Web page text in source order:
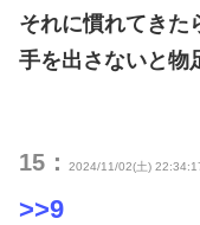
それに慣れてきた
手を出さないと物
15： 2024/11/02(土)
>>9